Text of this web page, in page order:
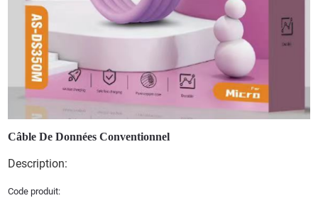
Câble De Données Conventionnel
Description:
Code produit: